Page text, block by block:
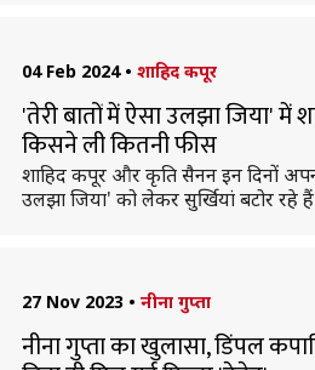
04 Feb 2024 • शाहिद कपूर
'तेरी बातों में ऐसा उलझा जिया' में
किसने ली कितनी फीस
शाहिद कपूर और कृति सैनन इन दिनों
उलझा जिया' को लेकर सुर्खियां बटोर रहे
27 Nov 2023 • नीना गुप्ता
नीना गुप्ता का खुलासा, डिंपल